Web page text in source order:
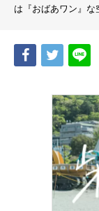
は『おばあワン』な
Share Tweet